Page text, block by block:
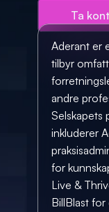
Ta
Aderant er
tilbyr
andre
inkluderer
for
Live &
BillBlast